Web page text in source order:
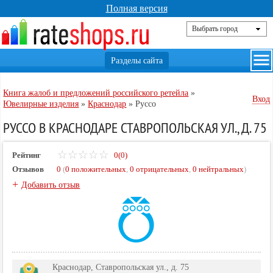
Полная версия
Книга жалоб и предложений российского ретейла »
Ювелирные изделия »Краснодар »Руссо
Вход
РУССО В КРАСНОДАРЕ СТАВРОПОЛЬСКАЯ УЛ., Д. 75
Рейтинг
0(0)
Отзывов
0 (0 положительных,0 отрицательных,0 нейтральных)
+Добавить отзыв
Краснодар, Ставропольская ул., д. 75